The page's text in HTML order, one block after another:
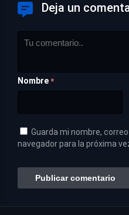
Deja un
Nombre *
Guarda mi nombre,
navegador para la próxima